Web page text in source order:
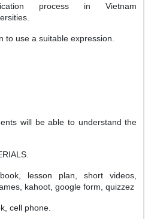
process in Vietnam
to use a suitable expression.
will be able to understand the
lesson plan, short videos,
kahoot, google form, quizzez
cell phone.